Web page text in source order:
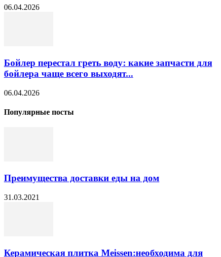
06.04.2026
Бойлер перестал греть воду: какие запчасти для
бойлера чаще всего выходят...
06.04.2026
Популярные посты
Преимущества доставки еды на дом
31.03.2021
Керамическая плитка Meissen:необходима для